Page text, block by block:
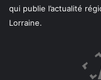
qui publie l’actualité
Lorraine.